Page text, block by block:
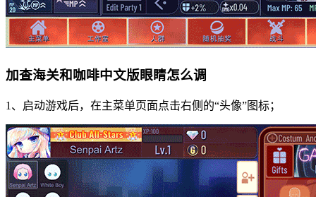
加查海关和咖啡中文版眼睛怎么调
1、启动游戏后，在主菜单页面点击右侧的“头像”图标；